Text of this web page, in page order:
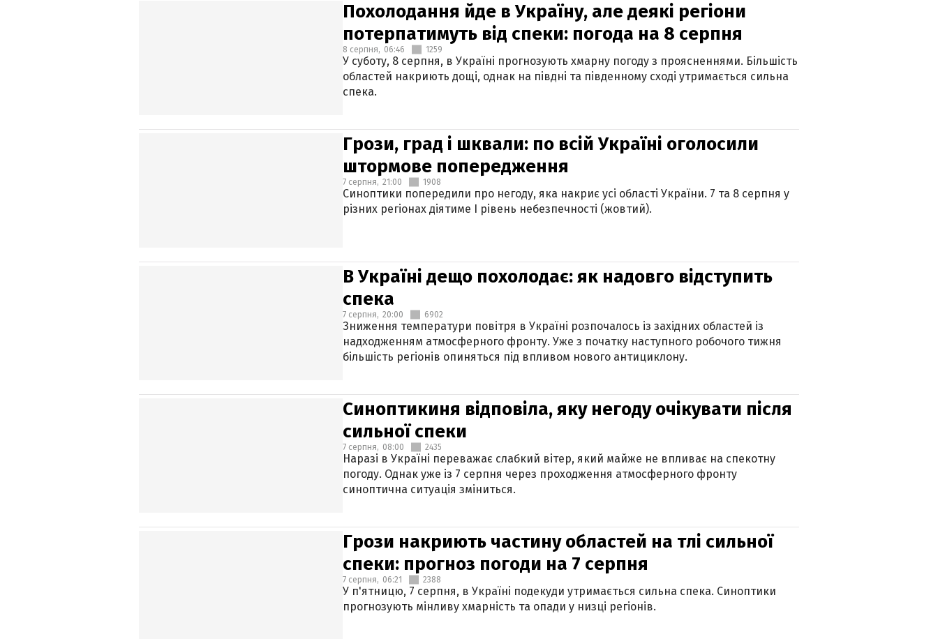
Похолодання йде в Україну, але деякі регіони
потерпатимуть від спеки: погода на 8 серпня
8 серпня, 06:46 1259
У суботу, 8 серпня, в Україні прогнозують хмарну погоду з проясненнями. Більшість
областей накриють дощі, однак на півдні та південному сході утримається сильна
спека.
Грози, град і шквали: по всій Україні оголосили
штормове попередження
7 серпня, 21:00 1908
Синоптики попередили про негоду, яка накриє усі області України. 7 та 8 серпня у
різних регіонах діятиме І рівень небезпечності (жовтий).
В Україні дещо похолодає: як надовго відступить
спека
7 серпня, 20:00 6902
Зниження температури повітря в Україні розпочалось із західних областей із
надходженням атмосферного фронту. Уже з початку наступного робочого тижня
більшість регіонів опиняться під впливом нового антициклону.
Синоптикиня відповіла, яку негоду очікувати після
сильної спеки
7 серпня, 08:00 2435
Наразі в Україні переважає слабкий вітер, який майже не впливає на спекотну
погоду. Однак уже із 7 серпня через проходження атмосферного фронту
синоптична ситуація зміниться.
Грози накриють частину областей на тлі сильної
спеки: прогноз погоди на 7 серпня
7 серпня, 06:21 2388
У п'ятницю, 7 серпня, в Україні подекуди утримається сильна спека. Синоптики
прогнозують мінливу хмарність та опади у низці регіонів.